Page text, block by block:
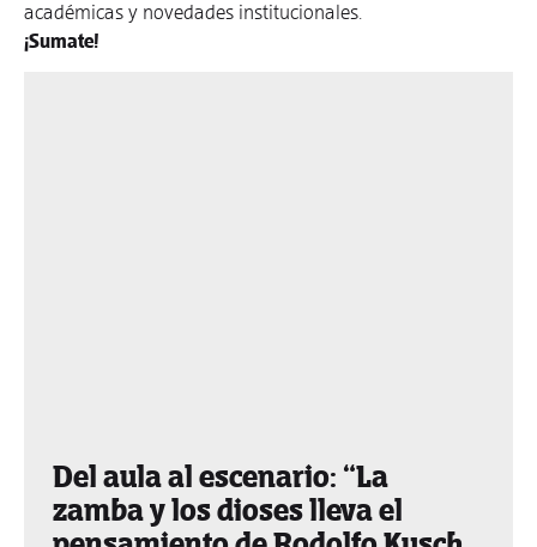
académicas y novedades institucionales.
¡Sumate!
Del aula al escenario: “La
zamba y los dioses lleva el